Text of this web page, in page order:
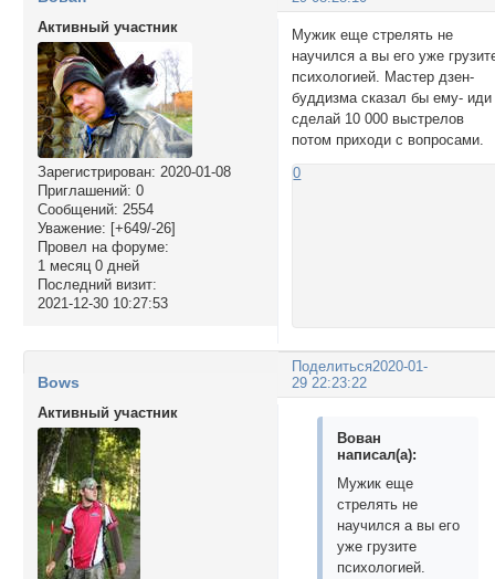
Активный участник
Зарегистрирован: 2020-01-08
Приглашений: 0
Сообщений: 2554
Уважение: [+649/-26]
Провел на форуме:
1 месяц 0 дней
Последний визит:
2021-12-30 10:27:53
Мужик еще стрелять не
научился а вы его уже
психологией. Мастер дзен-
буддизма сказал бы ему- иди
сделай 10 000 выстрелов
потом приходи с вопросами.
0
Поделиться2020-01-
29 22:23:22
Bows
Активный участник
Вован
написал(а):
Мужик еще
стрелять не
научился а вы его
уже грузите
психологией.